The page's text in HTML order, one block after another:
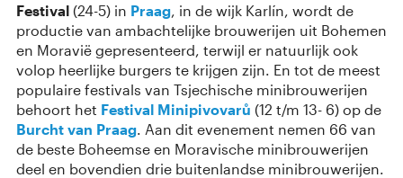
Festival (24-5) in Praag, in de wijk Karlín, wordt de
productie van ambachtelijke brouwerijen uit Bohemen
en Moravië gepresenteerd, terwijl er natuurlijk ook
volop heerlijke burgers te krijgen zijn. En tot de meest
populaire festivals van Tsjechische minibrouwerijen
behoort het Festival Minipivovarů (12 t/m 13- 6) op de
Burcht van Praag. Aan dit evenement nemen 66 van
de beste Boheemse en Moravische minibrouwerijen
deel en bovendien drie buitenlandse minibrouwerijen.